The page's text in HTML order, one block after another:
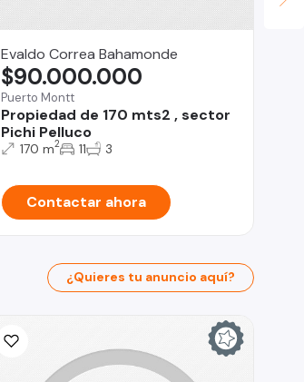
Evaldo Correa Bahamonde
Puerto Montt
Propiedad de 170 mts2 , sector
Pichi Pelluco
$90.000.000
170 m2 11 3
Contactar ahora
¿Quieres tu anuncio aquí?